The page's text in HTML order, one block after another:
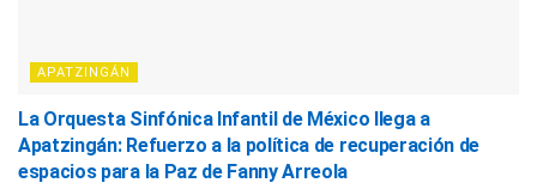
APATZINGÁN
La Orquesta Sinfónica Infantil de México llega a
Apatzingán: Refuerzo a la política de recuperación de
espacios para la Paz de Fanny Arreola